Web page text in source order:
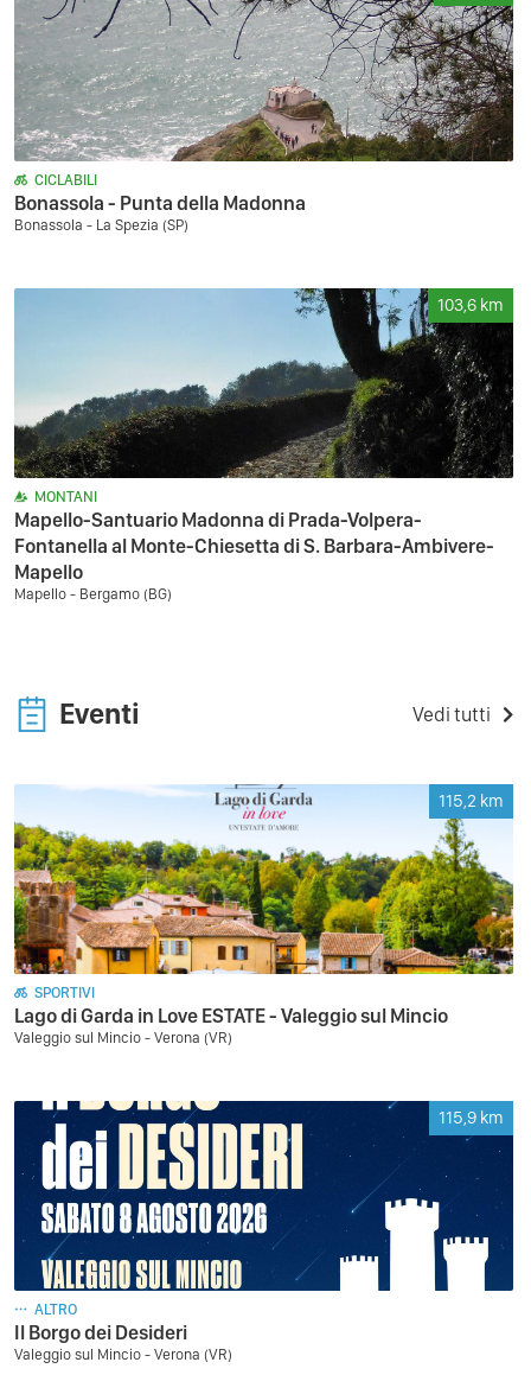
CICLABILI
Bonassola - Punta della Madonna
Bonassola - La Spezia (SP)
103,6 km
MONTANI
Mapello-Santuario Madonna di Prada-Volpera-
Fontanella al Monte-Chiesetta di S. Barbara-Ambivere-
Mapello
Mapello - Bergamo (BG)
Eventi Vedi tutti
115,2 km
SPORTIVI
Lago di Garda in Love ESTATE - Valeggio sul Mincio
Valeggio sul Mincio - Verona (VR)
115,9 km
ALTRO
Il Borgo dei Desideri
Valeggio sul Mincio - Verona (VR)